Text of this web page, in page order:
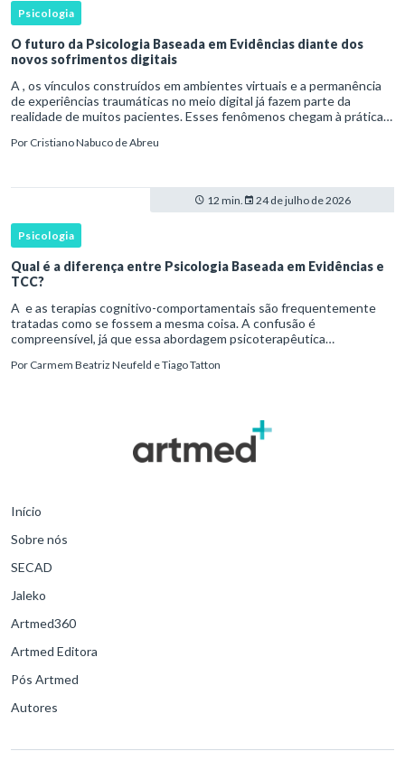
Psicologia
O futuro da Psicologia Baseada em Evidências diante dos
novos sofrimentos digitais
A , os vínculos construídos em ambientes virtuais e a permanência
de experiências traumáticas no meio digital já fazem parte da
realidade de muitos pacientes. Esses fenômenos chegam à prática
Por Cristiano Nabuco de Abreu
12 min. 24 de julho de 2026
Psicologia
Qual é a diferença entre Psicologia Baseada em Evidências e
TCC?
A e as terapias cognitivo-comportamentais são frequentemente
tratadas como se fossem a mesma coisa. A confusão é
compreensível, já que essa abordagem psicoterapêutica
experimentais, protocolos
Por Carmem Beatriz Neufeld e Tiago Tatton
Início
Sobre nós
SECAD
Jaleko
Artmed360
Artmed Editora
Pós Artmed
Autores